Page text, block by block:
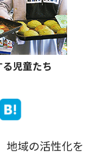
児童たち
地域の活性化を